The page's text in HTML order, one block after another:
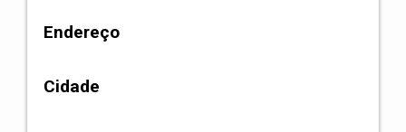
Endereço
Cidade